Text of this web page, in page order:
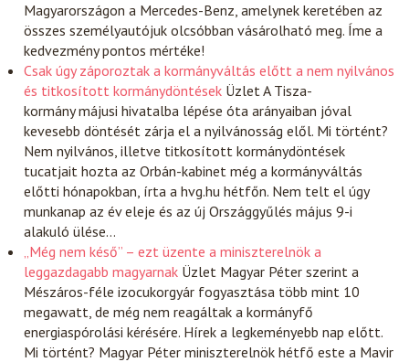
Magyarországon a Mercedes-Benz, amelynek keretében az
összes személyautójuk olcsóbban vásárolható meg. Íme a
kedvezmény pontos mértéke!
Csak úgy záporoztak a kormányváltás előtt a nem nyilvános
és titkosított kormánydöntések ÜzletA Tisza-
kormány májusi hivatalba lépése óta arányaiban jóval
kevesebb döntését zárja el a nyilvánosság elől. Mi történt?
Nem nyilvános, illetve titkosított kormánydöntések
tucatjait hozta az Orbán-kabinet még a kormányváltás
előtti hónapokban, írta a hvg.hu hétfőn. Nem telt el úgy
munkanap az év eleje és az új Országgyűlés május 9-i
alakuló ülése…
„Még nem késő” – ezt üzente a miniszterelnök a
leggazdagabb magyarnak Üzlet Magyar Péter szerint a
Mészáros-féle izocukorgyár fogyasztása több mint 10
megawatt, de még nem reagáltak a kormányfő
energiaspórolási kérésére. Hírek a legkeményebb nap előtt.
Mi történt? Magyar Péter miniszterelnök hétfő este a Mavir